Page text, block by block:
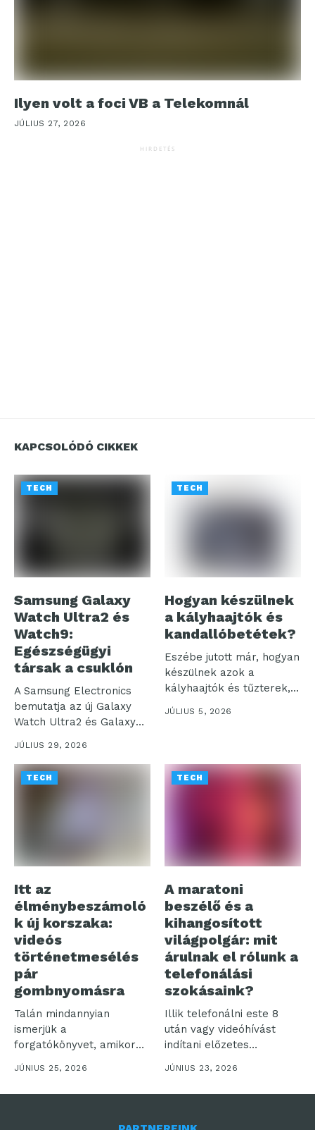
Ilyen volt a foci VB a Telekomnál
JÚLIUS 27, 2026
HIRDETÉS
KAPCSOLÓDÓ CIKKEK
TECH
Samsung Galaxy
Watch Ultra2 és
Watch9:
Egészségügyi
társak a csuklón
A Samsung Electronics
bemutatja az új Galaxy
Watch Ultra2 és Galaxy
Watch9...
JÚLIUS 29, 2026
TECH
Hogyan készülnek
a kályhaajtók és
kandallóbetétek?
Eszébe jutott már, hogyan
készülnek azok a
kályhaajtók és tűzterek,
amelyek otthonaink...
JÚLIUS 5, 2026
TECH
Itt az
élménybeszámoló
k új korszaka:
videós
történetmesélés
pár
gombnyomásra
Talán mindannyian
ismerjük a
forgatókönyvet, amikor
egy felejthetetlen
utazásról hazatérve több
száz...
JÚNIUS 25, 2026
TECH
A maratoni
beszélő és a
kihangosított
világpolgár: mit
árulnak el rólunk a
telefonálási
szokásaink?
Illik telefonálni este 8
után vagy videóhívást
indítani előzetes
bejelentés nélkül? Bár...
JÚNIUS 23, 2026